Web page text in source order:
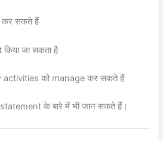
कर सकते हैं
जा सकता है
को manage कर सकते हैं
के बारे में भी जान सकते हैं।